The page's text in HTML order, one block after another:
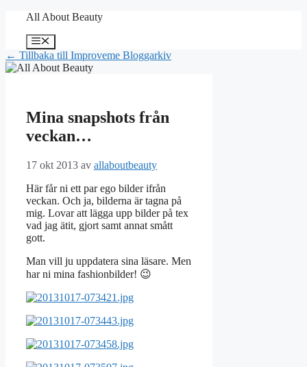
Hoppa
innehåll
All About Beauty
Meny
← Tillbaka till Improveme Bloggarkiv
Mina snapshots från
veckan…
17 okt 2013 av allaboutbeauty
Här får ni ett par ego bilder ifrån
veckan. Och ja, bilderna är tagna på
mig. Lovar att lägga upp bilder på tex
vad jag ätit, gjort samt annat smått
gott.
Man vill ju uppdatera sina läsare. Men
har ni mina fashionbilder! 😉